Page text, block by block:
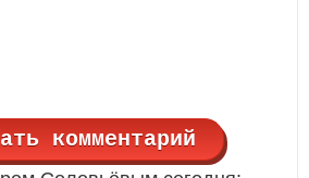
комментарий